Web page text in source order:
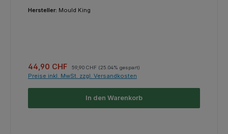
Hersteller: Mould King
Verkaufspreis:
44,90 CHF 59,90 CHF (25.04% gespart)
Preise inkl. MwSt. zzgl. Versandkosten
In den Warenkorb